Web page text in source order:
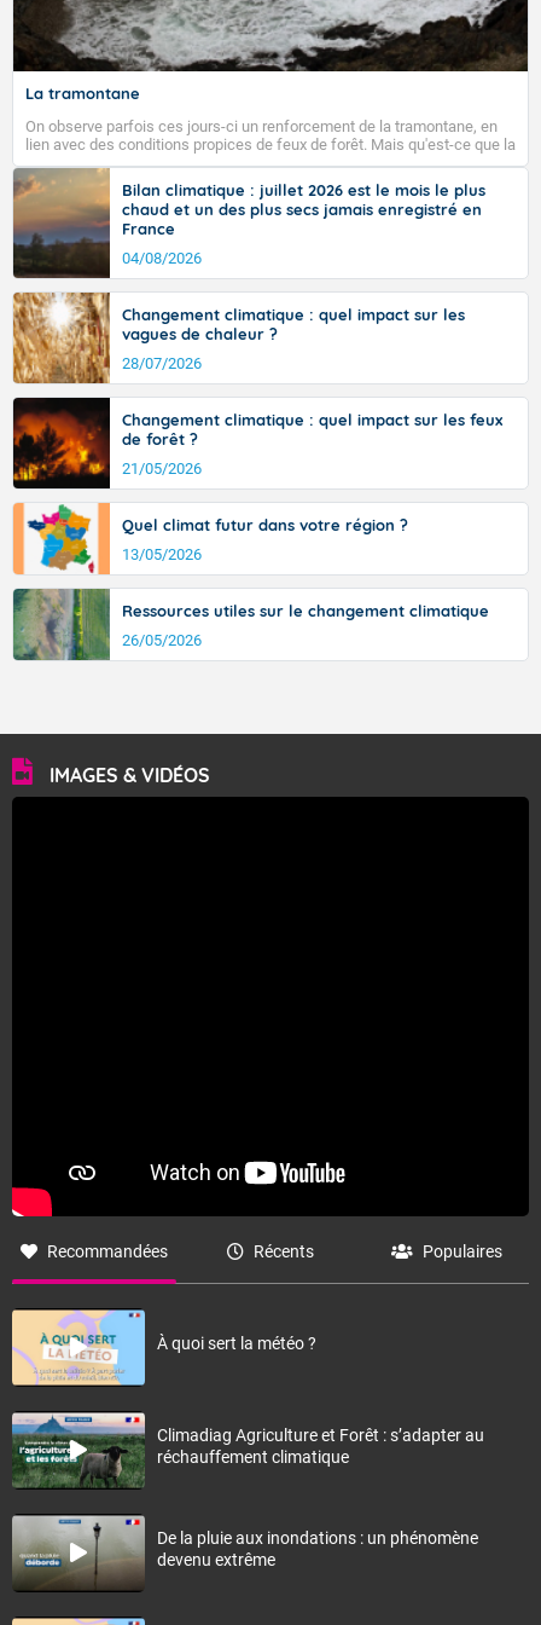
Fermer
La tramontane
On observe parfois ces jours-ci un renforcement de la tramontane, en
lien avec des conditions propices de feux de forêt. Mais qu'est-ce que la
tramontane ? Quelles sont ses caractéristiques ? La tramontane est un
vent turbulent soufflant de secteur nord-ouest à nord, ou ouest à nord-
ouest, dans un secteur qui part du Roussillon à la vallée de l’Aude et à
l’ouest de l’Hérault. L’étymologie de ce vent vient du latin trasmontanus,
signifiant au-delà des monts, en allusion aux régions montagneuses
d’où provient ce vent.
Bilan climatique : juillet 2026 est le mois le plus
chaud et un des plus secs jamais enregistré en
France
04/08/2026
Changement climatique : quel impact sur les
vagues de chaleur ?
28/07/2026
Changement climatique : quel impact sur les feux
de forêt ?
21/05/2026
Quel climat futur dans votre région ?
13/05/2026
Ressources utiles sur le changement climatique
26/05/2026
IMAGES & VIDÉOS
Recommandées Récents Populaires
À quoi sert la météo ?
Climadiag Agriculture et Forêt : s’adapter au
réchauffement climatique
De la pluie aux inondations : un phénomène
devenu extrême